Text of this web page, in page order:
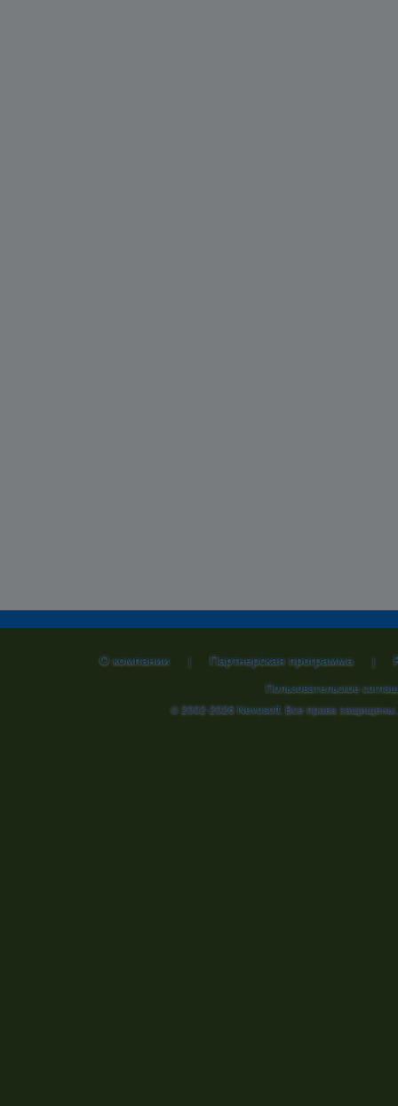
О компании | Партнерская программа |
Пользовательское
© 2002-2026Nevosoft. Все права защищены